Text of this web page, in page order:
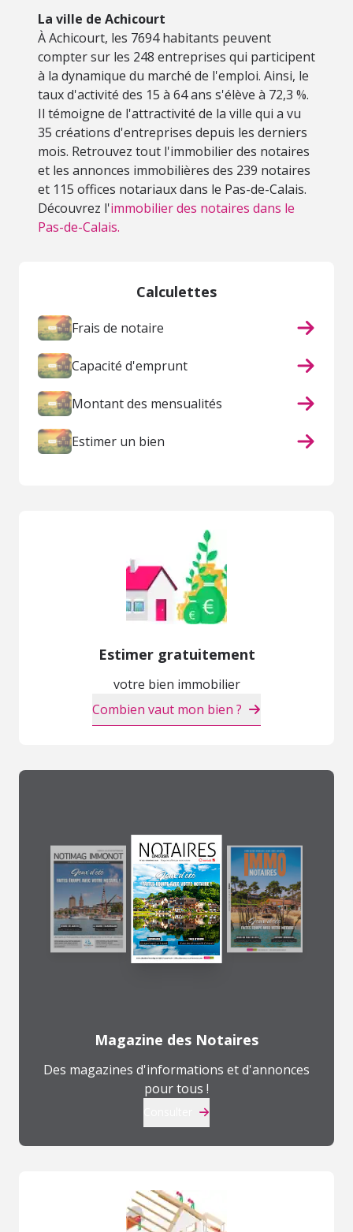
La ville de Achicourt
À Achicourt, les 7694 habitants peuvent
compter sur les 248 entreprises qui participent
à la dynamique du marché de l'emploi. Ainsi, le
taux d'activité des 15 à 64 ans s'élève à 72,3 %.
Il témoigne de l'attractivité de la ville qui a vu
35 créations d'entreprises depuis les derniers
mois. Retrouvez tout l'immobilier des notaires
et les annonces immobilières des 239 notaires
et 115 offices notariaux dans le Pas-de-Calais.
Découvrez l'immobilier des notaires dans le
Pas-de-Calais.
Calculettes
Frais de notaire
Capacité d'emprunt
Montant des mensualités
Estimer un bien
Estimer gratuitement
votre bien immobilier
Combien vaut mon bien ?
Magazine des Notaires
Des magazines d'informations et d'annonces
pour tous !